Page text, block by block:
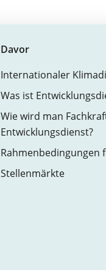
Davor
Internationaler
Was ist
Wie wird man
Entwicklungsdienst?
Rahmenbedingungen
Stellenmärkte